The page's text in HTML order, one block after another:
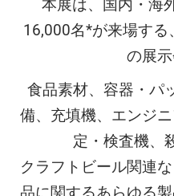
製
造
展
本展は、国内・海
16,000名*が来場する
の展示
食品素材、容器・パ
備、充填機、エンジ
定・検査機、
クラフトビール関連
品に関するあらゆる